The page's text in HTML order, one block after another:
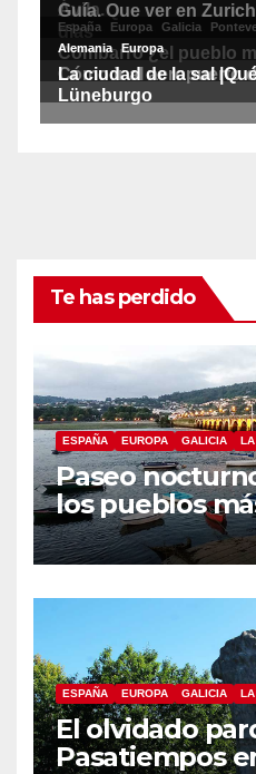
Te has perdido
ESPAÑA EUROPA GALICIA LA
Paseo
los pueblos
Coruña,
ESPAÑA EUROPA GALICIA LA
El olvidado
Pasatiempos